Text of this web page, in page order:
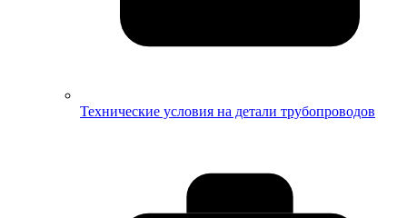
Технические условия на детали трубопроводов